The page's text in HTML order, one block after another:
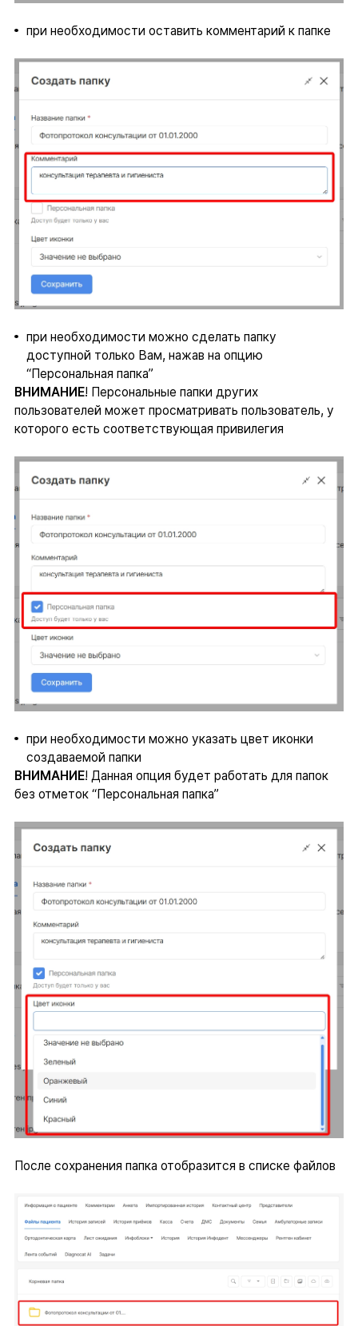
при необходимости оставить комментарий к папке
при необходимости можно сделать папку
доступной только Вам, нажав на опцию
“Персональная папка”
ВНИМАНИЕ! Персональные папки других
пользователей может просматривать пользователь, у
которого есть соответствующая привилегия
при необходимости можно указать цвет иконки
создаваемой папки
ВНИМАНИЕ! Данная опция будет работать для папок
без отметок “Персональная папка”
После сохранения папка отобразится в списке файлов